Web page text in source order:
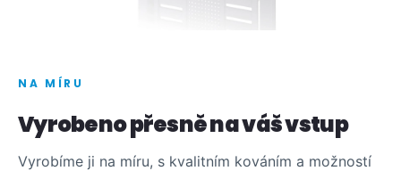
NA MÍRU
Vyrobeno přesně na váš vstup
Vyrobíme ji na míru, s kvalitním kováním a možností